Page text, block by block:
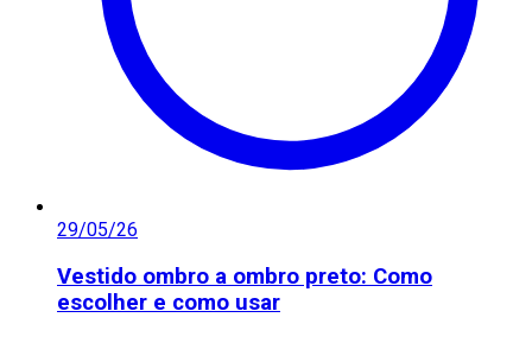
29/05/26
Vestido ombro a ombro preto: Como
escolher e como usar